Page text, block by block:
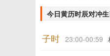
今日黄历时辰对冲
子时 23:00-00:59